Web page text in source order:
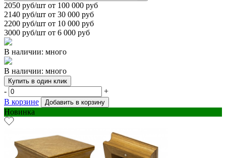
2050 руб/шт от 100 000 руб
2140 руб/шт от 30 000 руб
2200 руб/шт от 10 000 руб
3000 руб/шт от 6 000 руб
В наличии: много
В наличии: много
Купить в один клик
-
+
В корзине
Добавить в корзину
Новинка